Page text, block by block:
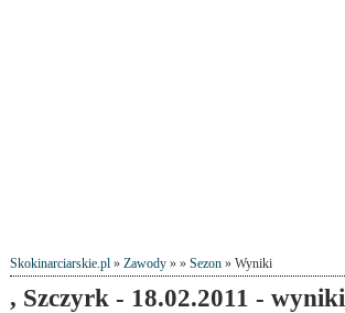
Skokinarciarskie.pl» Zawody» » Sezon » Wyniki
, Szczyrk - 18.02.2011 - wyniki